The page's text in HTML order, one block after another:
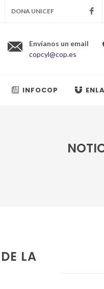
DONA UNICEF
Envíanos un email
copcyl@cop.es
INFOCOP
LA